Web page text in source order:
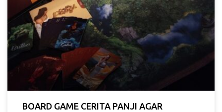
BOARD GAME CERITA PANJI AGAR